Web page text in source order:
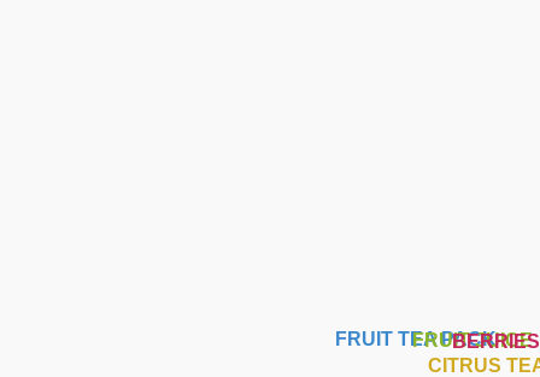
FRUIT TEA PACK
FRUIT JUICE
BERRIES
CITRUS